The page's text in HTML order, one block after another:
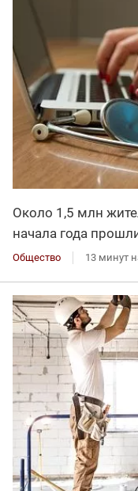
Около 1,5 млн
начала года
Общество 13 минут